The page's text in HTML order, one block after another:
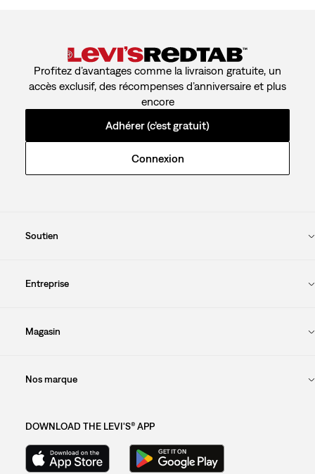
Profitez d’avantages comme la livraison gratuite, un
accès exclusif, des récompenses d’anniversaire et plus
encore
Adhérer (c’est gratuit)
Connexion
Soutien
Entreprise
Magasin
Nos marque
DOWNLOAD THE LEVI'S® APP